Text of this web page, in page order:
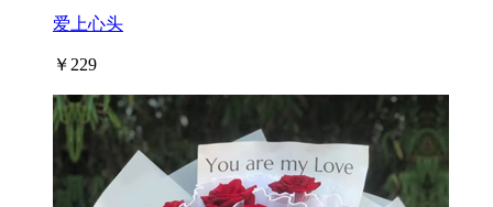
爱上心头
￥229